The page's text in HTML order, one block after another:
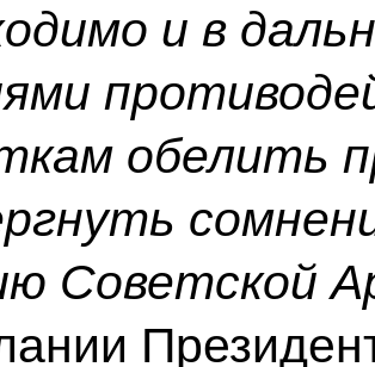
и в
обелить
Советской